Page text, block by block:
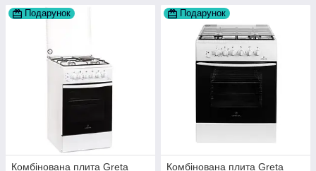
Подарунок
Комбінована плита Greta
Подарунок
Комбінована плита Greta